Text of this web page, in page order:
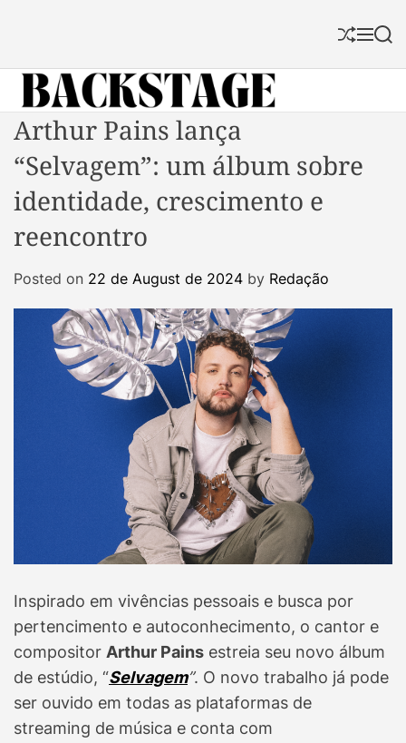
S
f
M S
c
B
a
c
k
s
t
g
Arthur Pains lança
“Selvagem”: um álbum sobre
identidade, crescimento e
reencontro
Posted on 22 de August de 2024 by Redação
Inspirado em vivências pessoais e busca por
pertencimento e autoconhecimento, o cantor e
compositor Arthur Pains estreia seu novo álbum
de estúdio, “Selvagem”. O novo trabalho já pode
ser ouvido em todas as plataformas de
streaming de música e conta com